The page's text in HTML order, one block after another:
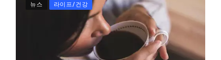
뉴스 라이프/건강